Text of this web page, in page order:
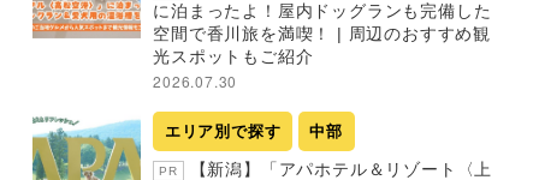
に泊まったよ！屋内ドッグランも完備した
空間で香川旅を満喫！ | 周辺のおすすめ観
光スポットもご紹介
2026.07.30
エリア別で探す 中部
PR
【新潟】「アパホテル＆リゾート〈上